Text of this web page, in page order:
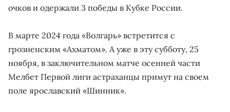
очков и одержали 3 победы в Кубке России.
В марте 2024 года «Волгарь» встретится с
грозненским «Ахматом». А уже в эту субботу, 25
ноября, в заключительном матче осенней части
Мелбет Первой лиги астраханцы примут на своем
поле ярославский «Шинник».